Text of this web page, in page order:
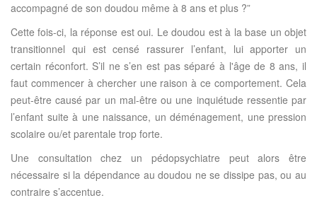
accompagné de son doudou même à 8 ans et plus ?”
Cette fois-ci, la réponse est oui. Le doudou est à la base un objet
transitionnel qui est censé rassurer l’enfant, lui apporter un
certain réconfort. S’il ne s’en est pas séparé à l'âge de 8 ans, il
faut commencer à chercher une raison à ce comportement. Cela
peut-être causé par un mal-être ou une inquiétude ressentie par
l’enfant suite à une naissance, un déménagement, une pression
scolaire ou/et parentale trop forte.
Une consultation chez un pédopsychiatre peut alors être
nécessaire si la dépendance au doudou ne se dissipe pas, ou au
contraire s’accentue.